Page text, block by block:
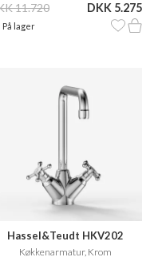
11.720 DKK 5.275
På lager
Hassel&Teudt HKV202
Køkkenarmatur, Krom